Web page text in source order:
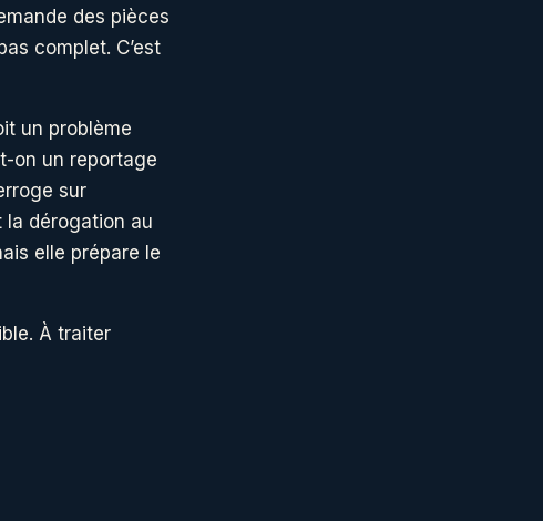
des pièces
complet. C’est
un problème
on un reportage
sur
la dérogation au
elle prépare le
À traiter